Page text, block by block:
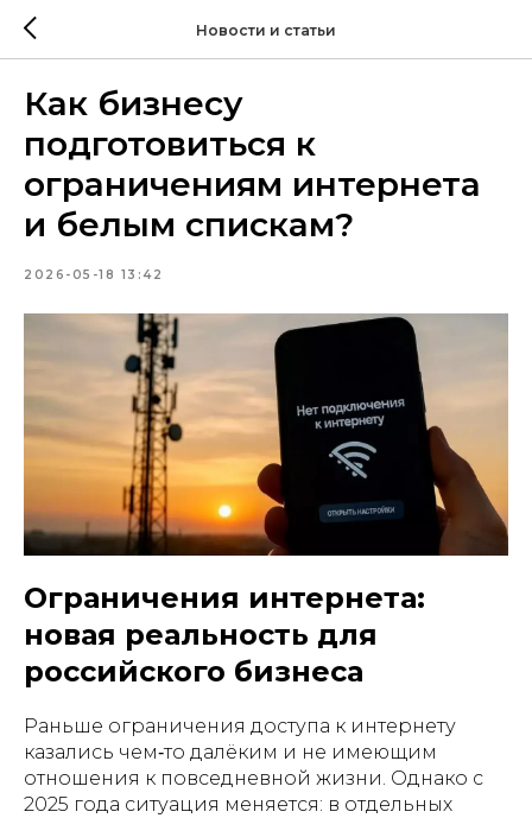
Новости и статьи
Как бизнесу
подготовиться к
ограничениям интернета
и белым спискам?
2026-05-18 13:42
Ограничения интернета:
новая реальность для
российского бизнеса
Раньше ограничения доступа к интернету
казались чем‑то далёким и не имеющим
отношения к повседневной жизни. Однако с
2025 года ситуация меняется: в отдельных